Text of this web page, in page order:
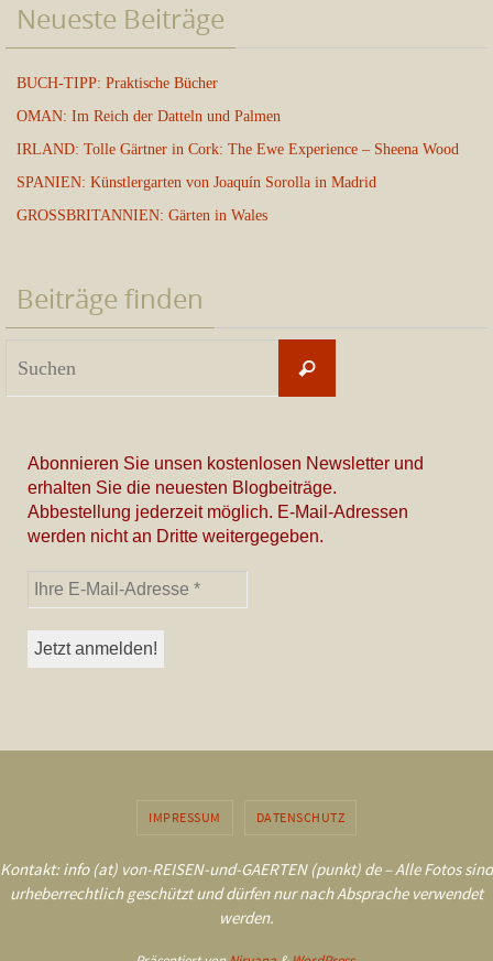
Neueste Beiträge
BUCH-TIPP: Praktische Bücher
OMAN: Im Reich der Datteln und Palmen
IRLAND: Tolle Gärtner in Cork: The Ewe Experience – Sheena Wood
SPANIEN: Künstlergarten von Joaquín Sorolla in Madrid
GROSSBRITANNIEN: Gärten in Wales
Beiträge finden
Suchen
Abonnieren Sie unsen kostenlosen Newsletter und
erhalten Sie die neuesten Blogbeiträge.
Abbestellung jederzeit möglich. E-Mail-Adressen
werden nicht an Dritte weitergegeben.
IMPRESSUM DATENSCHUTZ
Kontakt: info (at) von-REISEN-und-GAERTEN (punkt) de – Alle Fotos sind
urheberrechtlich geschützt und dürfen nur nach Absprache verwendet
werden.